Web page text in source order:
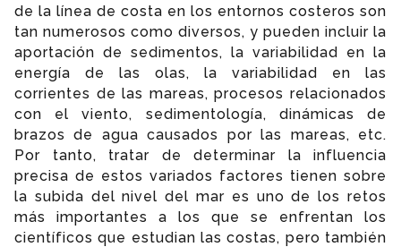
de la línea de costa en los entornos costeros son
tan numerosos como diversos, y pueden incluir la
aportación de sedimentos, la variabilidad en la
energía de las olas, la variabilidad en las
corrientes de las mareas, procesos relacionados
con el viento, sedimentología, dinámicas de
brazos de agua causados por las mareas, etc.
Por tanto, tratar de determinar la influencia
precisa de estos variados factores tienen sobre
la subida del nivel del mar es uno de los retos
más importantes a los que se enfrentan los
científicos que estudian las costas, pero también